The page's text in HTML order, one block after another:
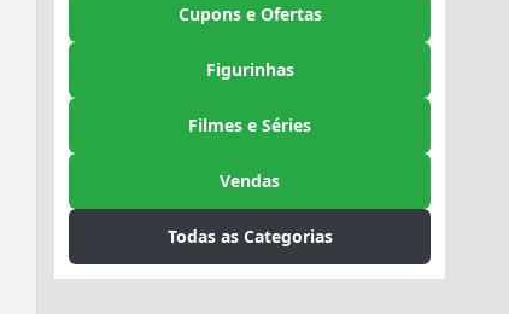
Cupons e Ofertas
Figurinhas
Filmes e Séries
Vendas
Todas as Categorias